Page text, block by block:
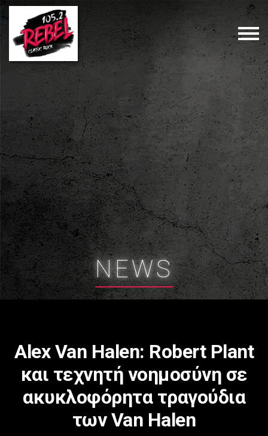
NEWS
Alex Van Halen: Robert Plant
και τεχνητή νοημοσύνη σε
ακυκλοφόρητα τραγούδια
των Van Halen